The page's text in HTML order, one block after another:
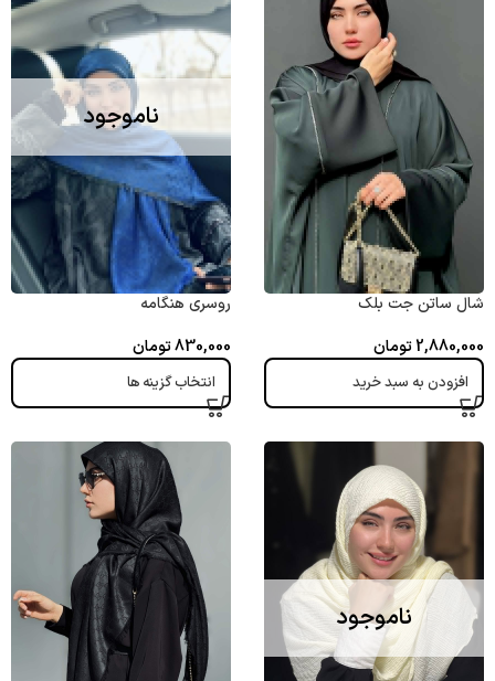
شال ساتن جت بلک
2,880,000تومان
افزودن به سبد خرید
ناموجود
روسری هنگامه
830,000تومان
انتخاب گزینه ها
ناموجود